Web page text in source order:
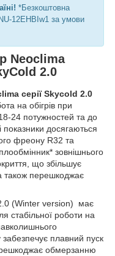
*Безкоштовна
12EHBIw1 за умови
Neoclima
2.0
серії Skycold 2.0
на обігрів при
24 потужностей та до
досягаються
фреону R32 та
зовнішнього
що збільшує
також перешкоджає
(Winter version) має
стабільної роботи на
плавний пуск
обмерзанню